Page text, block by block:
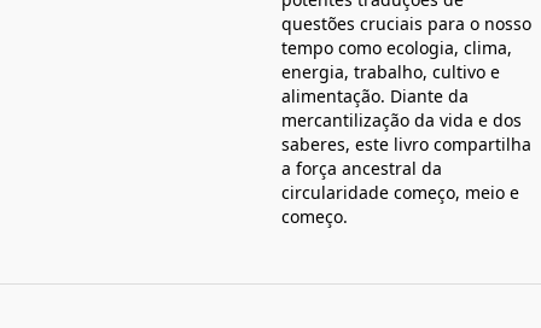
questões cruciais para o nosso
tempo como ecologia, clima,
energia, trabalho, cultivo e
alimentação. Diante da
mercantilização da vida e dos
saberes, este livro compartilha
a força ancestral da
circularidade começo, meio e
começo.